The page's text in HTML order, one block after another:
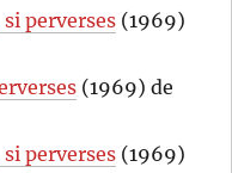
si perverses (1969)
(1969) de
si perverses (1969)